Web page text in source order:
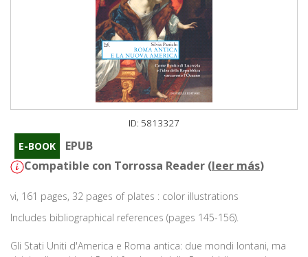
ID: 5813327
E-BOOK
EPUB
Compatible con Torrossa Reader (leer más)
vi, 161 pages, 32 pages of plates : color illustrations
Includes bibliographical references (pages 145-156).
Gli Stati Uniti d'America e Roma antica: due mondi lontani, ma